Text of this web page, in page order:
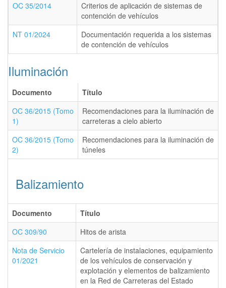
OC 35/2014
Criterios de aplicación de sistemas de
contención de vehículos
NT 01/2024
Documentación requerida a los sistemas
de contención de vehículos
Iluminación
Documento
Título
OC 36/2015 (Tomo
1)
Recomendaciones para la iluminación de
carreteras a cielo abierto
OC 36/2015 (Tomo
2)
Recomendaciones para la iluminación de
túneles
Balizamiento
Documento
Título
OC 309/90
Hitos de arista
Nota de Servicio
01/2021
Cartelería de instalaciones, equipamiento
de los vehículos de conservación y
explotación y elementos de balizamiento
en la Red de Carreteras del Estado